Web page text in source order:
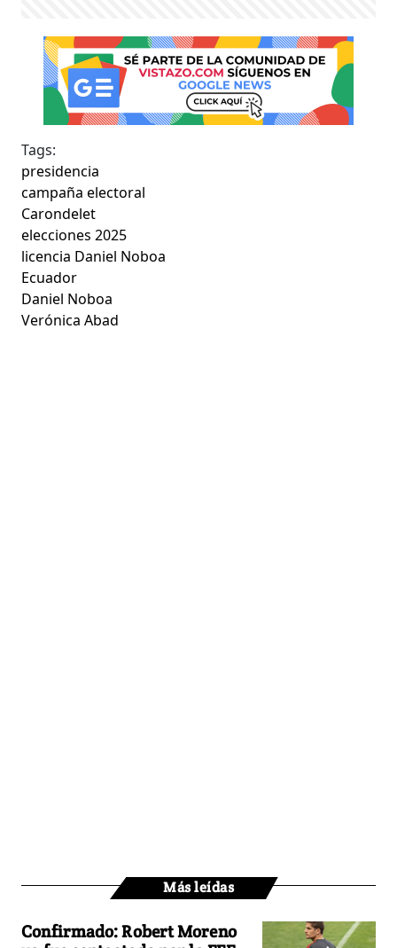
Tags:
presidencia
campaña electoral
Carondelet
elecciones 2025
licencia Daniel Noboa
Ecuador
Daniel Noboa
Verónica Abad
Más leídas
Confirmado: Robert Moreno